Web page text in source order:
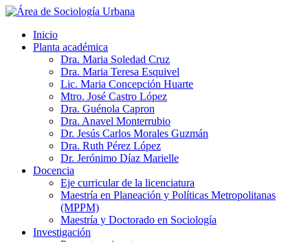
Inicio
Planta académica
Dra. Maria Soledad Cruz
Dra. Maria Teresa Esquivel
Lic. Maria Concepción Huarte
Mtro. José Castro López
Dra. Guénola Capron
Dra. Anavel Monterrubio
Dr. Jesús Carlos Morales Guzmán
Dra. Ruth Pérez López
Dr. Jerónimo Díaz Marielle
Docencia
Eje curricular de la licenciatura
Maestría en Planeación y Políticas Metropolitanas
(MPPM)
Maestría y Doctorado en Sociología
Investigación